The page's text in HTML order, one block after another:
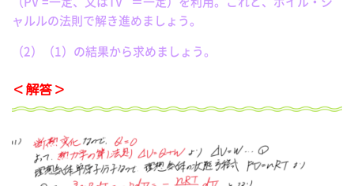
ャルルの法則で解き進めましょう。
（2）（1）の結果から求めましょう。
＜解答＞